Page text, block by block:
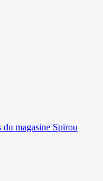
magasine Spirou